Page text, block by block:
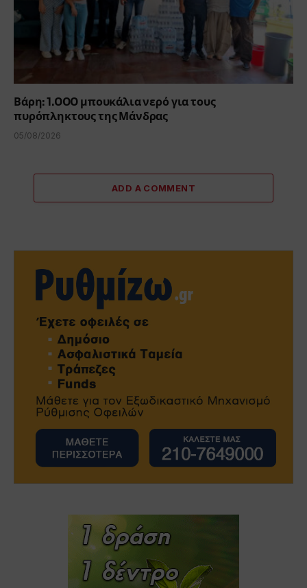
Βάρη: 1.000 μπουκάλια νερό για τους
πυρόπληκτους της Μάνδρας
05/08/2026
ADD A COMMENT